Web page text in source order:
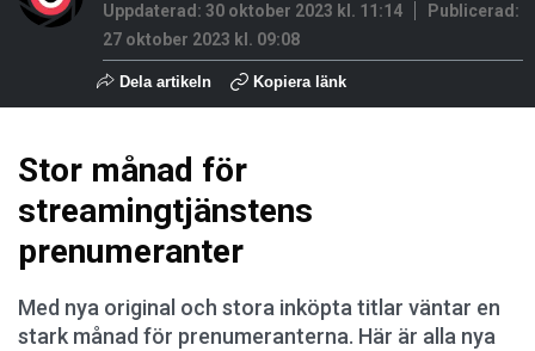
Uppdaterad: 30 oktober 2023 kl. 11:14
Publicerad:
27 oktober 2023 kl. 09:08
Dela artikeln Kopiera länk
Stor månad för
streamingtjänstens
prenumeranter
Med nya original och stora inköpta titlar väntar en
stark månad för prenumeranterna. Här är alla nya